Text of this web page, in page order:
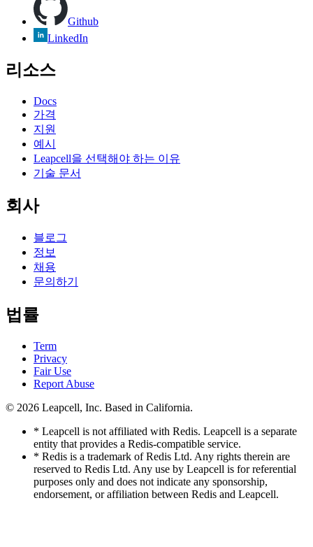
Github
LinkedIn
리소스
Docs
가격
지원
예시
Leapcell을 선택해야 하는 이유
기술 문서
회사
블로그
정보
채용
문의하기
법률
Term
Privacy
Fair Use
Report Abuse
© 2026 Leapcell, Inc. Based in California.
* Leapcell is not affiliated with Redis. Leapcell is a separate
entity that provides a Redis-compatible service.
* Redis is a trademark of Redis Ltd. Any rights therein are
reserved to Redis Ltd. Any use by Leapcell is for referential
purposes only and does not indicate any sponsorship,
endorsement, or affiliation between Redis and Leapcell.